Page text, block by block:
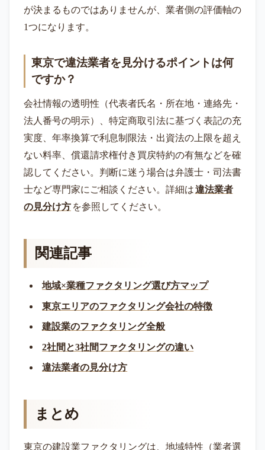
が決まるものではありませんが、業者側の評価軸の
1つになります。
東京で違法業者を見分けるポイントは何
ですか？
会社情報の透明性（代表者氏名・所在地・連絡先・
法人番号の明示）、特定商取引法に基づく表記の充
実度、年率換算で利息制限法・出資法の上限を超え
ない料率、償還請求権付き買戻特約の有無などを確
認してください。判断に迷う場合は弁護士・司法書
士など専門家にご相談ください。詳細は違法業者
の見分け方 を参照してください。
関連記事
地域×業種ファクタリング選び方マップ
東京エリアのファクタリング会社の特徴
建設業のファクタリング全般
2社間と3社間ファクタリングの違い
違法業者の見分け方
まとめ
東京の建設業ファクタリングは、地域特性（業者選